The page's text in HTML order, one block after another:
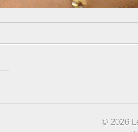
© 2026